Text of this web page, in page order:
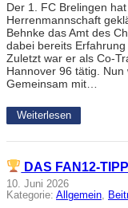
Der 1. FC Brelingen
Herrenmannschaft
Behnke das Amt des
dabei bereits
Zuletzt war er als Co-
Hannover 96 tätig.
Gemeinsam mit…
Weiterlesen
DAS FAN12-
10. Juni 2026
Kategorie: Allgemein,